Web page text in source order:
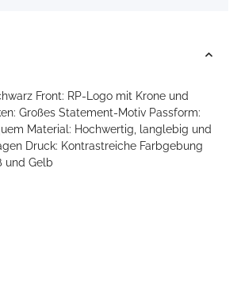
Front: RP-Logo mit Krone und
Großes Statement-Motiv Passform:
Material: Hochwertig, langlebig und
Druck: Kontrastreiche Farbgebung
und Gelb